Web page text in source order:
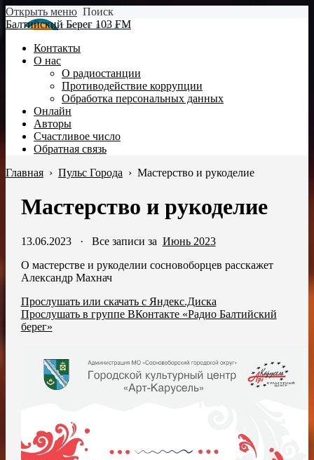
Открыть меню Поиск
Балтийский Берег 103 FM
Контакты
О нас
О радиостанции
Противодействие коррупции
Обработка персональных данных
Онлайн
Авторы
Счастливое число
Обратная связь
Главная › Пульс Города › Мастерство и рукоделие
Мастерство и рукоделие
13.06.2023· Все записи за Июнь 2023
О мастерстве и рукоделии сосновоборцев расскажет
Александр Махнач
Прослушать или скачать с Яндекс.Диска
Прослушать в группе ВКонтакте «Радио Балтийский
берег»